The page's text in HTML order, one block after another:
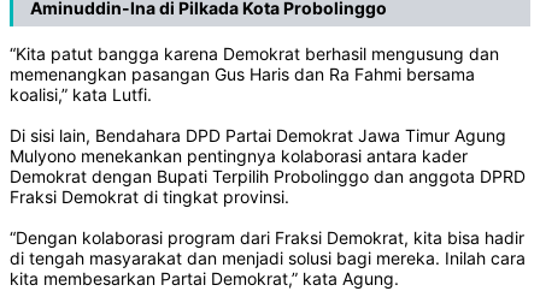
Aminuddin-Ina di Pilkada Kota Probolinggo
“Kita patut bangga karena Demokrat berhasil mengusung dan
memenangkan pasangan Gus Haris dan Ra Fahmi bersama
koalisi,” kata Lutfi.
Di sisi lain, Bendahara DPD Partai Demokrat Jawa Timur Agung
Mulyono menekankan pentingnya kolaborasi antara kader
Demokrat dengan Bupati Terpilih Probolinggo dan anggota DPRD
Fraksi Demokrat di tingkat provinsi.
“Dengan kolaborasi program dari Fraksi Demokrat, kita bisa hadir
di tengah masyarakat dan menjadi solusi bagi mereka. Inilah cara
kita membesarkan Partai Demokrat,” kata Agung.